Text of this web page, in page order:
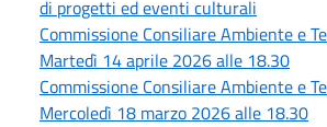
di progetti ed eventi culturali
Commissione Consiliare Ambiente e
Martedì 14 aprile 2026 alle 18.30
Commissione Consiliare Ambiente e
Mercoledì 18 marzo 2026 alle 18.30